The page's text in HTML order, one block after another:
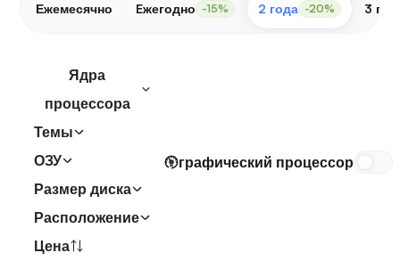
Ежемесячно Eжегодно -15% 2 года -20% 3
Ядра
процессора
Темы
ОЗУ
Размер диска
Расположение
Цена
графический процессор